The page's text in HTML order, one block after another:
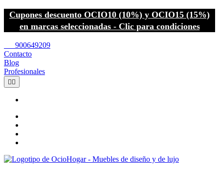
Cupones descuento OCIO10 (10%) y OCIO15 (15%)
en marcas seleccionadas - Clic para condiciones
900649209
Contacto
Blog
Profesionales
 